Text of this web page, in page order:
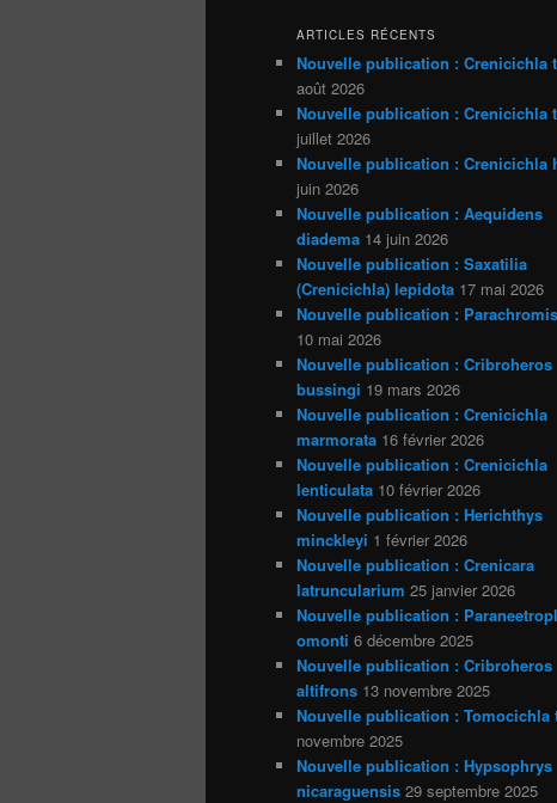
ARTICLES RÉCENTS
Nouvelle publication : Crenicichla
août 2026
Nouvelle publication : Crenicichla
juillet 2026
Nouvelle publication : Crenicichla
juin 2026
Nouvelle publication : Aequidens
diadema 14 juin 2026
Nouvelle publication : Saxatilia
(Crenicichla) lepidota 17 mai 2026
Nouvelle publication :
10 mai 2026
Nouvelle publication : Cribroheros
bussingi 19 mars 2026
Nouvelle publication : Crenicichla
marmorata 16 février 2026
Nouvelle publication : Crenicichla
lenticulata 10 février 2026
Nouvelle publication : Herichthys
minckleyi 1 février 2026
Nouvelle publication : Crenicara
latruncularium 25 janvier 2026
Nouvelle publication :
omonti 6 décembre 2025
Nouvelle publication : Cribroheros
altifrons 13 novembre 2025
Nouvelle publication : Tomocichla
novembre 2025
Nouvelle publication : Hypsophrys
nicaraguensis 29 septembre 2025